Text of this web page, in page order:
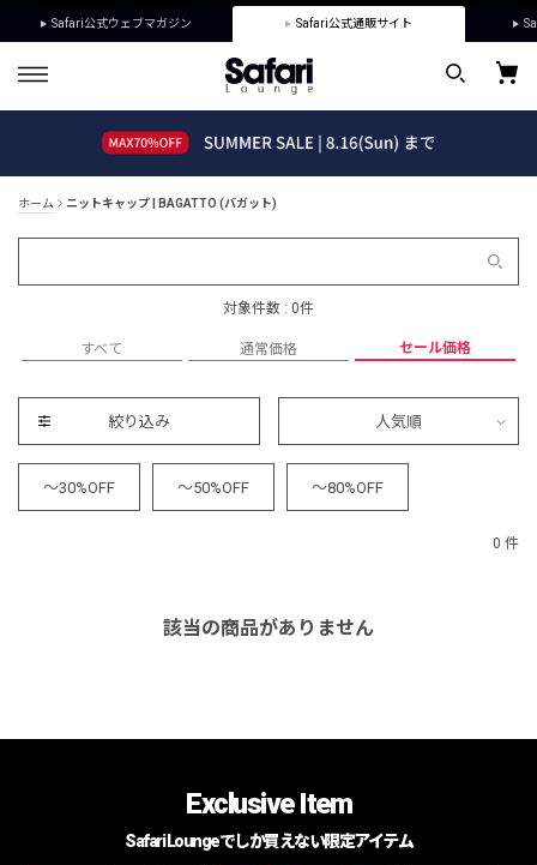
Safari公式ウェブマガジン Safari公式通販サイト
ホーム ニットキャップ | BAGATTO (バガット)
対象件数 : 0件
すべて 通常価格 セール価格
絞り込み 人気順
～30%OFF ～50%OFF ～80%OFF
0 件
該当の商品がありません
Exclusive Item
Safari Loungeでしか買えない限定アイテム